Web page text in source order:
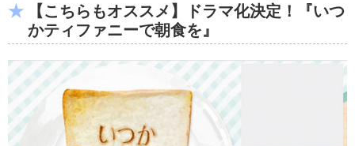
【こちらもオススメ】ドラマ化決定！『いつ
かティファニーで朝食を』